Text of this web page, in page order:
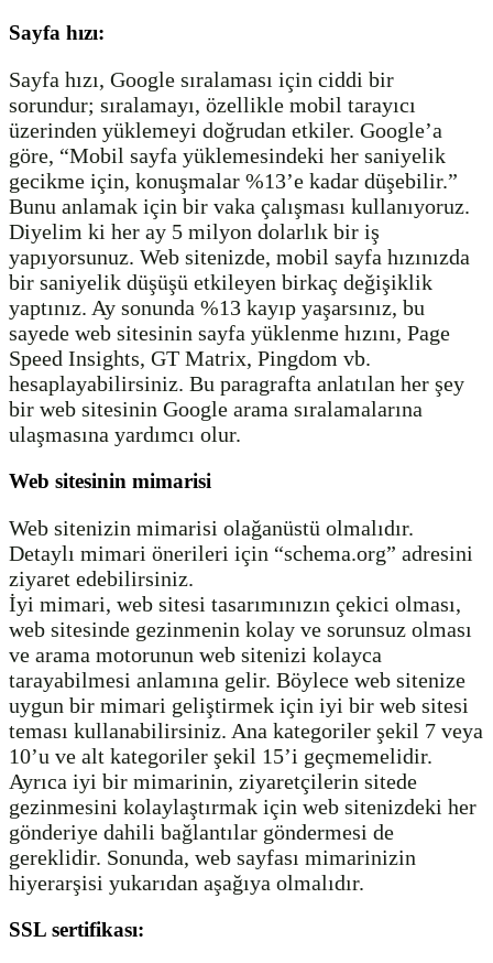
Sayfa hızı:
Sayfa hızı, Google sıralaması için ciddi bir
sorundur; sıralamayı, özellikle mobil tarayıcı
üzerinden yüklemeyi doğrudan etkiler. Google’a
göre, “Mobil sayfa yüklemesindeki her saniyelik
gecikme için, konuşmalar %13’e kadar düşebilir.”
Bunu anlamak için bir vaka çalışması kullanıyoruz.
Diyelim ki her ay 5 milyon dolarlık bir iş
yapıyorsunuz. Web sitenizde, mobil sayfa hızınızda
bir saniyelik düşüşü etkileyen birkaç değişiklik
yaptınız. Ay sonunda %13 kayıp yaşarsınız, bu
sayede web sitesinin sayfa yüklenme hızını, Page
Speed ​​Insights, GT Matrix, Pingdom vb.
hesaplayabilirsiniz. Bu paragrafta anlatılan her şey
bir web sitesinin Google arama sıralamalarına
ulaşmasına yardımcı olur.
Web sitesinin mimarisi
Web sitenizin mimarisi olağanüstü olmalıdır.
Detaylı mimari önerileri için “schema.org” adresini
ziyaret edebilirsiniz.
İyi mimari, web sitesi tasarımınızın çekici olması,
web sitesinde gezinmenin kolay ve sorunsuz olması
ve arama motorunun web sitenizi kolayca
tarayabilmesi anlamına gelir. Böylece web sitenize
uygun bir mimari geliştirmek için iyi bir web sitesi
teması kullanabilirsiniz. Ana kategoriler şekil 7 veya
10’u ve alt kategoriler şekil 15’i geçmemelidir.
Ayrıca iyi bir mimarinin, ziyaretçilerin sitede
gezinmesini kolaylaştırmak için web sitenizdeki her
gönderiye dahili bağlantılar göndermesi de
gereklidir. Sonunda, web sayfası mimarinizin
hiyerarşisi yukarıdan aşağıya olmalıdır.
SSL sertifikası: